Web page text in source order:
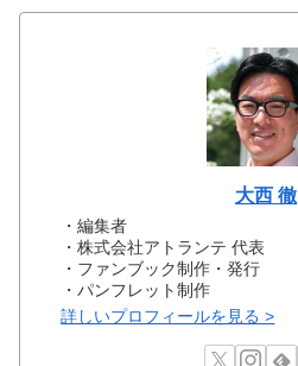
大西 徹
・編集者
・株式会社アトランテ 代表
・ファンブック制作・発行
・パンフレット制作
詳しいプロフィールを見る >